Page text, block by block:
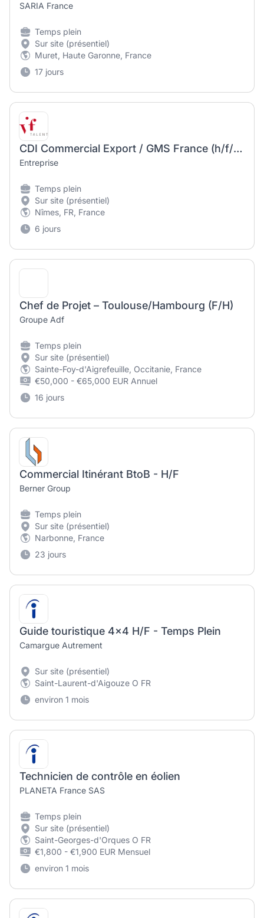
SARIA France
Temps plein
Sur site (présentiel)
Muret, Haute Garonne, France
17 jours
CDI Commercial Export / GMS France (h/f/d) – français, allemand et anglais.
Entreprise
Temps plein
Sur site (présentiel)
Nîmes, FR, France
6 jours
Chef de Projet – Toulouse/Hambourg (F/H)
Groupe Adf
Temps plein
Sur site (présentiel)
Sainte-Foy-d'Aigrefeuille, Occitanie, France
€50,000 - €65,000 EUR Annuel
16 jours
Commercial Itinérant BtoB - H/F
Berner Group
Temps plein
Sur site (présentiel)
Narbonne, France
23 jours
Guide touristique 4x4 H/F - Temps Plein
Camargue Autrement
Sur site (présentiel)
Saint-Laurent-d'Aigouze O FR
environ 1 mois
Technicien de contrôle en éolien
PLANETA France SAS
Temps plein
Sur site (présentiel)
Saint-Georges-d'Orques O FR
€1,800 - €1,900 EUR Mensuel
environ 1 mois